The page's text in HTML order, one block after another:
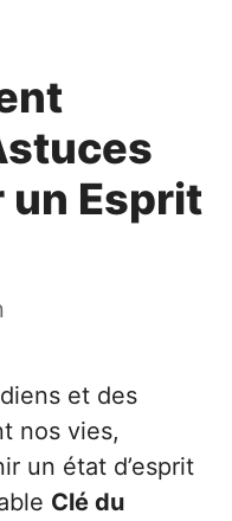
un Esprit
et des
nos vies,
un état d’esprit
Clé du